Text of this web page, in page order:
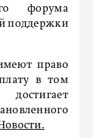
форума
поддержки
право
в том